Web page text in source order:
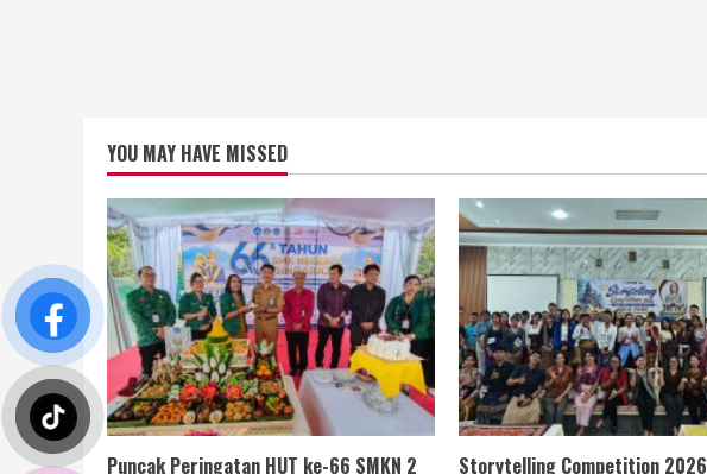
YOU MAY HAVE MISSED
Puncak Peringatan HUT ke-66 SMKN 2 Storytelling Competition 2026